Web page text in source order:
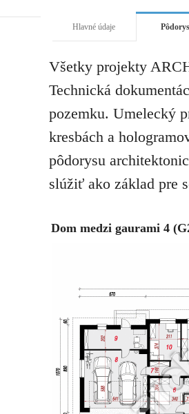
Hlavné údaje
Všetky projekty
Technická
pozemku. Umelecký
kresbách a
pôdorysu
slúžiť ako základ pre
Dom medzi gaurami 4